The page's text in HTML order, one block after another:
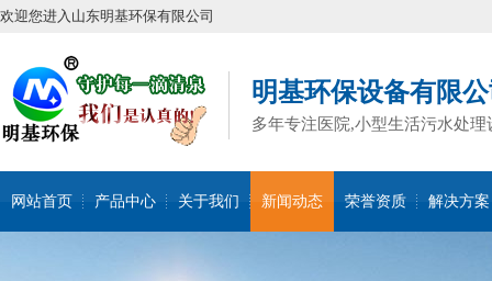
欢迎您进入山东明基环保有限公司
明基环保设备有限
多年专注医院,小型生活污水处
网站首页 产品中心 关于我们 新闻动态 荣誉资质 解决方案